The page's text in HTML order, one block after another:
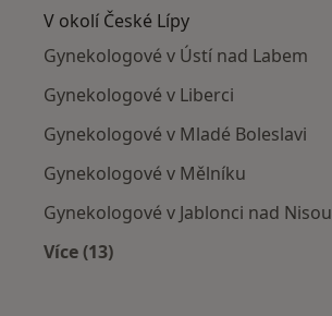
V okolí České Lípy
Gynekologové v Ústí nad Labem
Gynekologové v Liberci
Gynekologové v Mladé Boleslavi
Gynekologové v Mělníku
Gynekologové v Jablonci nad Nisou
Více (13)